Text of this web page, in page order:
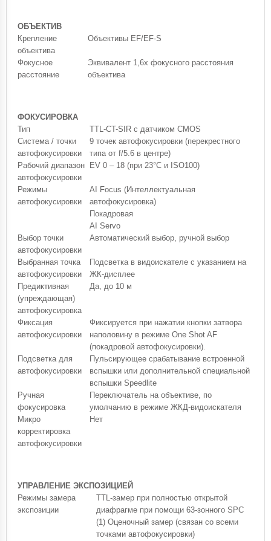
ОБЪЕКТИВ
Крепление
объектива
Объективы EF/EF-S
Фокусное
расстояние
Эквивалент 1,6x фокусного расстояния
объектива
ФОКУСИРОВКА
Тип
TTL-CT-SIR с датчиком CMOS
Система / точки
автофокусировки
9 точек автофокусировки (перекрестного
типа от f/5.6 в центре)
Рабочий диапазон
автофокусировки
EV 0 – 18 (при 23°C и ISO100)
Режимы
автофокусировки
AI Focus (Интеллектуальная
автофокусировка)
Покадровая
AI Servo
Выбор точки
автофокусировки
Автоматический выбор, ручной выбор
Выбранная точка
автофокусировки
Подсветка в видоискателе с указанием на
ЖК-дисплее
Предиктивная
(упреждающая)
автофокусировка
Да, до 10 м
Фиксация
автофокусировки
Фиксируется при нажатии кнопки затвора
наполовину в режиме One Shot AF
(покадровой автофокусировки).
Подсветка для
автофокусировки
Пульсирующее срабатывание встроенной
вспышки или дополнительной специальной
вспышки Speedlite
Ручная
фокусировка
Переключатель на объективе, по
умолчанию в режиме ЖКД-видоискателя
Микро
корректировка
автофокусировки
Нет
УПРАВЛЕНИЕ ЭКСПОЗИЦИЕЙ
Режимы замера
экспозиции
TTL-замер при полностью открытой
диафрагме при помощи 63-зонного SPC
(1) Оценочный замер (связан со всеми
точками автофокусировки)